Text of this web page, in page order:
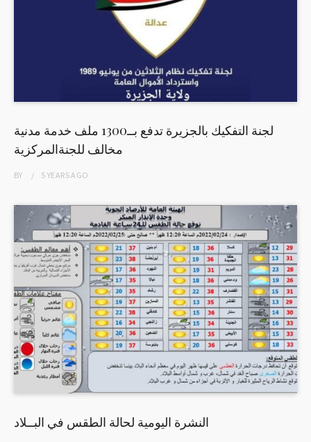
لجنة التفكيك بالجزيرة تدفع بــ1300 ملف خدمة مدنية
مخالف للجنةالمركزية
BY 5 YEARSAGO
النشرة اليومية لحالة الطقس في البــلاد